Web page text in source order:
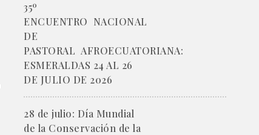
35º
ENCUENTRO NACIONAL
DE
PASTORAL AFROECUATORIANA:
ESMERALDAS 24 AL 26
DE JULIO DE 2026
28 de julio: Día Mundial
de la Conservación de la